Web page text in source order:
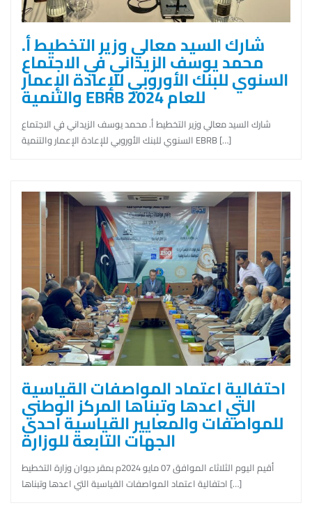
شارك السيد معالي وزير التخطيط أ.
محمد يوسف الزيداني في الاجتماع
السنوي للبنك الأوروبي للإعادة الإعمار
والتنمية EBRB للعام 2024
شارك السيد معالي وزير التخطيط أ. محمد يوسف الزيداني في الاجتماع
السنوي للبنك الأوروبي للإعادة الإعمار والتنمية EBRB […]
احتفالية اعتماد المواصفات القياسية
التي اعدها وتبناها المركز الوطني
للمواصفات والمعايير القياسية احدى
الجهات التابعة للوزارة
أقيم اليوم الثلاثاء الموافق 07 مايو 2024م بمقر ديوان وزارة التخطيط
احتفالية اعتماد المواصفات القياسية التي اعدها وتبناها […]